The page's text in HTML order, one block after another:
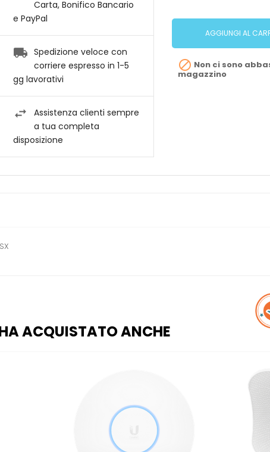
AGGIUNGI AL
 Non ci sono
magazzino
Carta, Bonifico Bancario
e PayPal
Spedizione veloce con
corriere espresso in 1-5
gg lavorativi
Assistenza clienti sempre
a tua completa
disposizione
ACQUISTATO ANCHE